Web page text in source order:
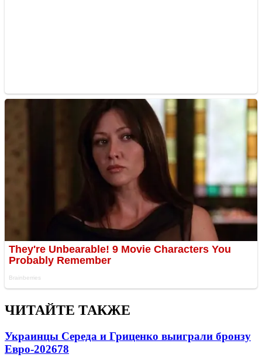
ЧИТАЙТЕ ТАКЖЕ
Украинцы Середа и Гриценко выиграли бронзу
Евро-202678